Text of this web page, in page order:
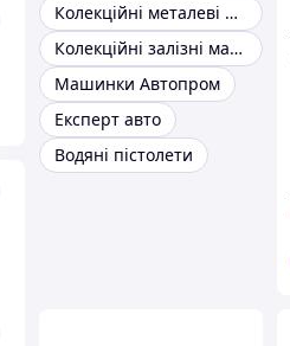
Колекційні металеві машинки
Колекційні залізні машинки
Машинки Автопром
Експерт авто
Водяні пістолети